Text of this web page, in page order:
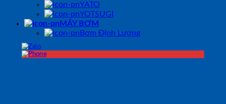
YATO
YOTSUGI
MÁY BƠM
Bơm Định Lượng